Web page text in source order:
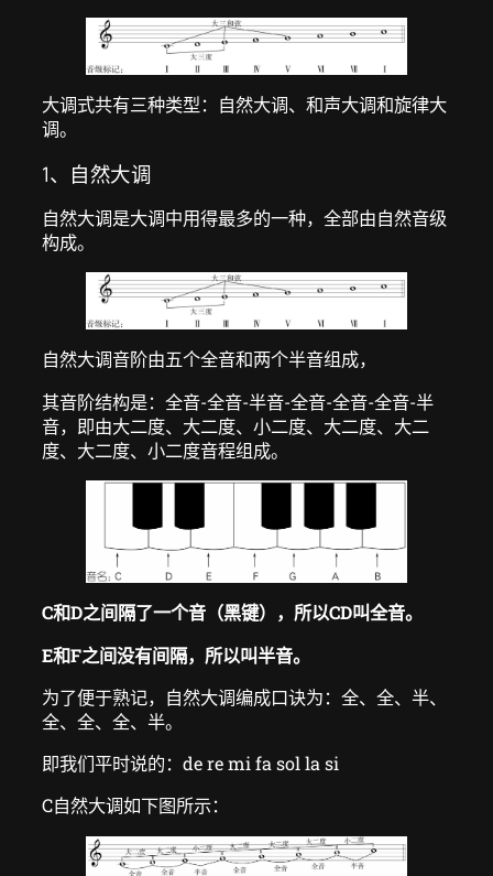
大调式共有三种类型：自然大调、和声大调和旋律大
调。
1、自然大调
自然大调是大调中用得最多的一种，全部由自然音级
构成。
自然大调音阶由五个全音和两个半音组成，
其音阶结构是：全音-全音-半音-全音-全音-全音-半
音，即由大二度、大二度、小二度、大二度、大二
度、大二度、小二度音程组成。
C和D之间隔了一个音（黑键），所以CD叫全音。
E和F之间没有间隔，所以叫半音。
为了便于熟记，自然大调编成口诀为：全、全、半、
全、全、全、半。
即我们平时说的：de re mi fa sol la si
C自然大调如下图所示：